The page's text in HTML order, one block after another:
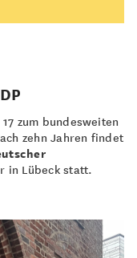
zum bundesweiten
zehn Jahren findet
in Lübeck statt.